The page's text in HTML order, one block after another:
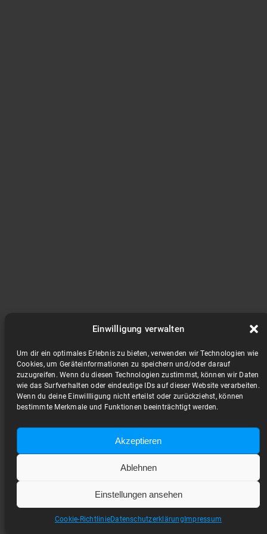
Einwilligung verwalten
Um dir ein optimales Erlebnis zu bieten, verwenden wir Technologien wie
Cookies, um Geräteinformationen zu speichern und/oder darauf
zuzugreifen. Wenn du diesen Technologien zustimmst, können wir Daten
wie das Surfverhalten oder eindeutige IDs auf dieser Website verarbeiten.
Wenn du deine Einwillligung nicht erteilst oder zurückziehst, können
bestimmte Merkmale und Funktionen beeinträchtigt werden.
Akzeptieren
Ablehnen
Einstellungen ansehen
Cookie-RichtlinieDatenschutzerklärung Impressum